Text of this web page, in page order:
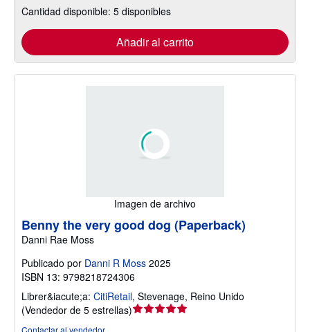
Cantidad disponible: 5 disponibles
Añadir al carrito
Imagen de archivo
Benny the very good dog (Paperback)
Danni Rae Moss
Publicado por Danni R Moss 2025
ISBN 13: 9798218724306
Librer&iacute;a: CitiRetail, Stevenage, Reino Unido
(Vendedor de 5 estrellas)Calificación